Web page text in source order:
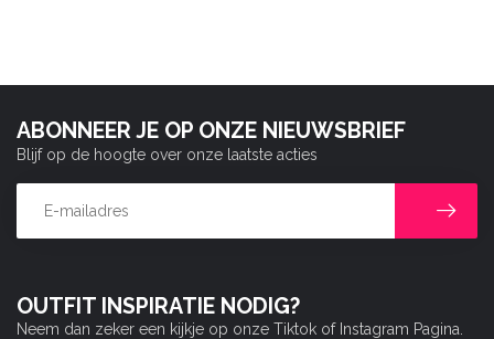
OUTFIT INSPIRATIE NODIG?
Neem dan zeker een kijkje op onze Tiktok of Instagram Pagina.
ABONNEER JE OP ONZE NIEUWSBRIEF
Blijf op de hoogte over onze laatste acties